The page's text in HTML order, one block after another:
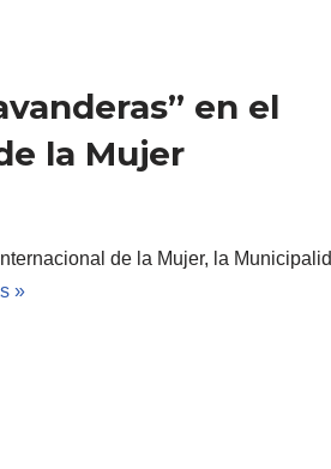
en el
la Mujer
de la Mujer, la
»